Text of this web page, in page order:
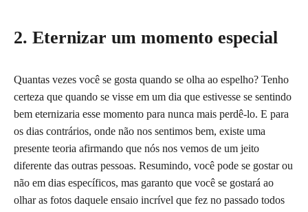
2. Eternizar um momento especial
Quantas vezes você se gosta quando se olha ao espelho? Tenho
certeza que quando se visse em um dia que estivesse se sentindo
bem eternizaria esse momento para nunca mais perdê-lo. E para
os dias contrários, onde não nos sentimos bem, existe uma
presente teoria afirmando que nós nos vemos de um jeito
diferente das outras pessoas. Resumindo, você pode se gostar ou
não em dias específicos, mas garanto que você se gostará ao
olhar as fotos daquele ensaio incrível que fez no passado todos